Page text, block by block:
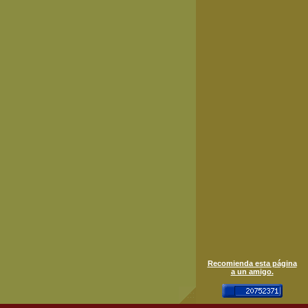
Recomienda esta página
a un amigo.